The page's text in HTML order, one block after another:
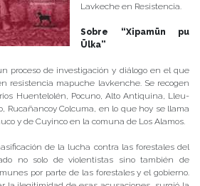
Lavkeche en Resistencia.
Sobre “Xipamün pu
Ülka”
proceso de investigación y diálogo en el que
resistencia mapuche lavkenche. Se recogen
Huentelolén, Pocuno, Alto Antiquina, Lleu-
Rucañancoy Colcuma, en lo que hoy se llama
y de Cuyinco en la comuna de Los Alamos.
de la lucha contra las forestales del
no solo de violentistas sino también de
por parte de las forestales y el gobierno.